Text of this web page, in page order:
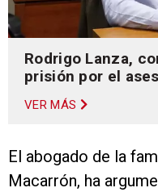
Rodrigo Lanza,
prisión por el
VER MÁS
El abogado de la
Macarrón, ha